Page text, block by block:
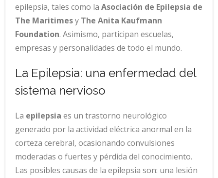
epilepsia, tales como la Asociación de Epilepsia de
The Maritimesy The Anita Kaufmann
Foundation. Asimismo, participan escuelas,
empresas y personalidades de todo el mundo.
La Epilepsia: una enfermedad del
sistema nervioso
La epilepsia es un trastorno neurológico
generado por la actividad eléctrica anormal en la
corteza cerebral, ocasionando convulsiones
moderadas o fuertes y pérdida del conocimiento.
Las posibles causas de la epilepsia son: una lesión